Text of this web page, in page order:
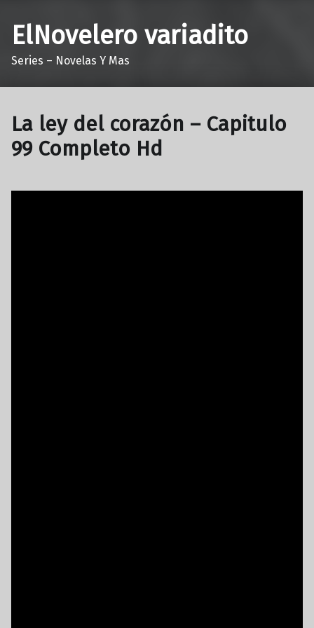
ElNovelero variadito
Series – Novelas Y Mas
La ley del corazón – Capitulo
99 Completo Hd